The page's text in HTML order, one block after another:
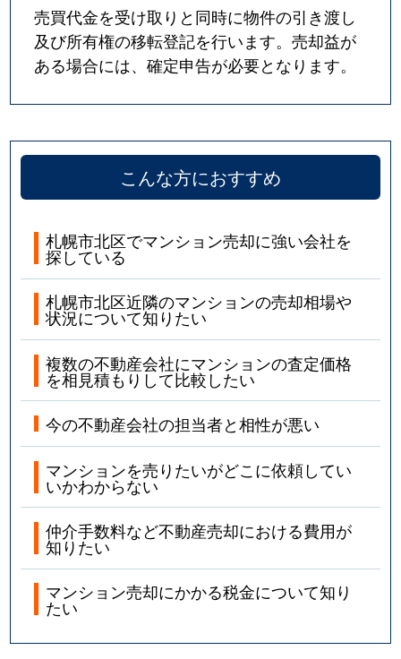
売買代金を受け取りと同時に物件の引き渡し
及び所有権の移転登記を行います。売却益が
ある場合には、確定申告が必要となります。
こんな方におすすめ
札幌市北区でマンション売却に強い会社を
探している
札幌市北区近隣のマンションの売却相場や
状況について知りたい
複数の不動産会社にマンションの査定価格
を相見積もりして比較したい
今の不動産会社の担当者と相性が悪い
マンションを売りたいがどこに依頼してい
いかわからない
仲介手数料など不動産売却における費用が
知りたい
マンション売却にかかる税金について知り
たい